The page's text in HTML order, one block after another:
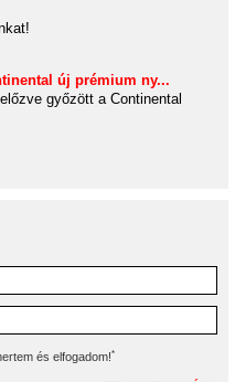
új prémium ny...
győzött a Continental
és elfogadom!*